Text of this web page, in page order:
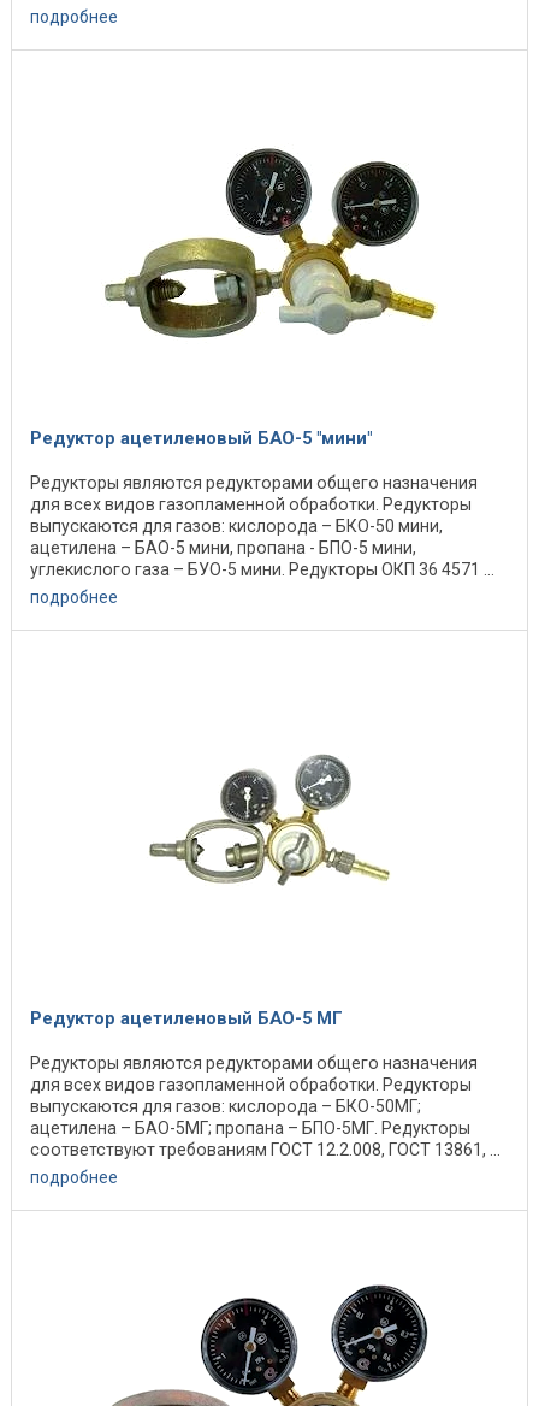
подробнее
Редуктор ацетиленовый БАО-5 "мини"
Редукторы являются редукторами общего назначения
для всех видов газопламенной обработки. Редукторы
выпускаются для газов: кислорода – БКО-50 мини,
ацетилена – БАО-5 мини, пропана - БПО-5 мини,
углекислого газа – БУО-5 мини. Редукторы ОКП 36 4571 ...
подробнее
Редуктор ацетиленовый БАО-5 МГ
Редукторы являются редукторами общего назначения
для всех видов газопламенной обработки. Редукторы
выпускаются для газов: кислорода – БКО-50МГ;
ацетилена – БАО-5МГ; пропана – БПО-5МГ. Редукторы
соответствуют требованиям ГОСТ 12.2.008, ГОСТ 13861, ...
подробнее